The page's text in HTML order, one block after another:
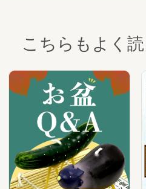
こちらもよく